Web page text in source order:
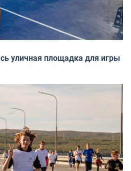
уличная площадка для игры